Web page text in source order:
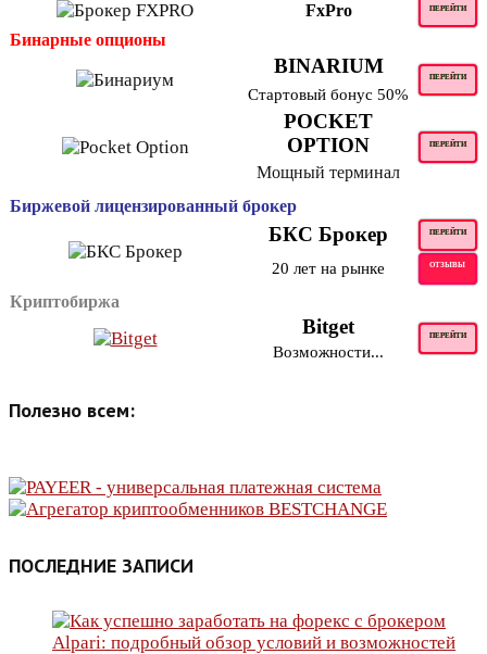
FxPro ПЕРЕЙТИ
Бинарные опционы
BINARIUM ПЕРЕЙТИ
Стартовый бонус 50%
POCKET
OPTION
ПЕРЕЙТИ
Мощный терминал
Биржевой лицензированный брокер
БКС Брокер ПЕРЕЙТИ
20 лет на рынке ОТЗЫВЫ
Криптобиржа
Bitget ПЕРЕЙТИ
Возможности...
Полезно всем:
ПОСЛЕДНИЕ ЗАПИСИ